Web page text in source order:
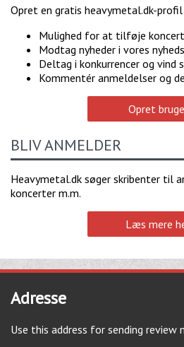
Opret en gratis heavymetal.dk-
Mulighed for at tilføje
Modtag nyheder i vores
Deltag i konkurrencer og vind
Kommentér anmeldelser og
Opret
BLIV ANMELDER
Heavymetal.dk søger skribenter til
koncerter m.m.
Læs mere
Adresse
Use this address for sending review